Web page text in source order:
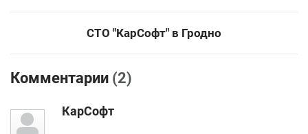
СТО "КарСофт" в Гродно
Комментарии (2)
КарСофт